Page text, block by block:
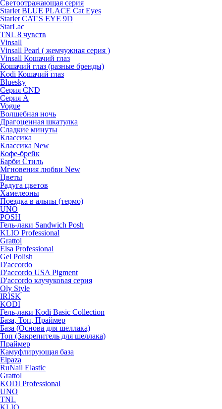
Светоотражающая серия
Starlet BLUE PLACE Cat Eyes
Starlet CAT'S EYE 9D
StarLac
TNL 8 чувств
Vinsall
Vinsall Pearl ( жемчужная серия )
Vinsall Кошачий глаз
Кошачий глаз (разные бренды)
Kodi Кошачий глаз
Bluesky
Серия CND
Серия А
Vogue
Волшебная ночь
Драгоценная шкатулка
Сладкие минуты
Классика
Классика New
Кофе-брейк
Барби Стиль
Мгновения любви New
Цветы
Радуга цветов
Хамелеоны
Поездка в альпы (термо)
UNO
POSH
Гель-лаки Sandwich Posh
KLIO Professional
Grattol
Elsa Professional
Gel Polish
D'accordo
D'accordo USA Pigment
D'accordo каучуковая серия
Oly Style
IRISK
KODI
Гель-лаки Kodi Basic Collection
База, Топ, Праймер
База (Основа для шеллака)
Топ (Закрепитель для шеллака)
Праймер
Камуфлирующая база
Elpaza
RuNail Elastic
Grattol
KODI Professional
UNO
TNL
KLIO